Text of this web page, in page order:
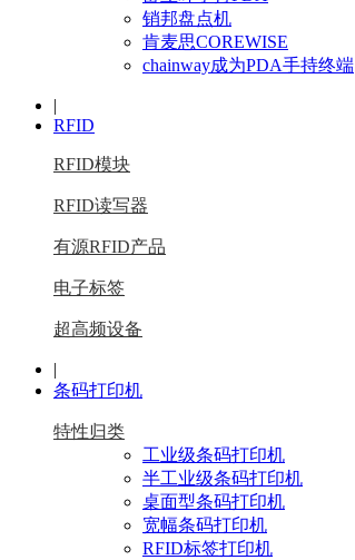
销邦盘点机
肯麦思COREWISE
chainway成为PDA手持终端
|
RFID
RFID模块
RFID读写器
有源RFID产品
电子标签
超高频设备
|
条码打印机
特性归类
工业级条码打印机
半工业级条码打印机
桌面型条码打印机
宽幅条码打印机
RFID标签打印机